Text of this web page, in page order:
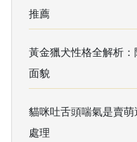
推薦
黃金獵犬性格全解析
面貌
貓咪吐舌頭喘氣是賣
處理